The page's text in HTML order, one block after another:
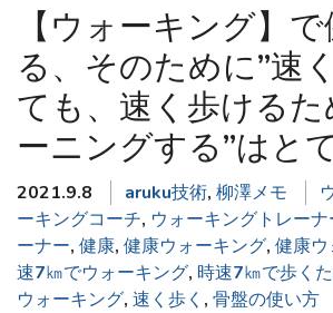
【ウォーキング】
る、そのために”速
ても、速く歩ける
ーニングする”はと
2021.9.8 aruku技術, 柳澤メモ
ーキングコーチ, ウォーキングトレーナ
ーナー, 健康, 健康ウォーキング, 健康ウ
速7㎞でウォーキング, 時速7㎞で歩く
ウォーキング, 速く歩く , 骨盤の使い方